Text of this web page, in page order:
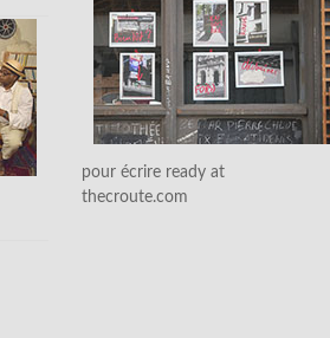
pour écrire ready at
thecroute.com